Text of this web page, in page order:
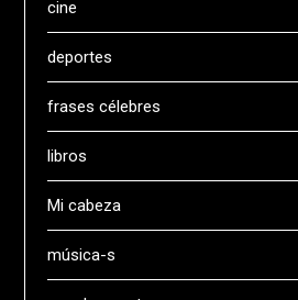
cine
deportes
frases célebres
libros
Mi cabeza
música-s